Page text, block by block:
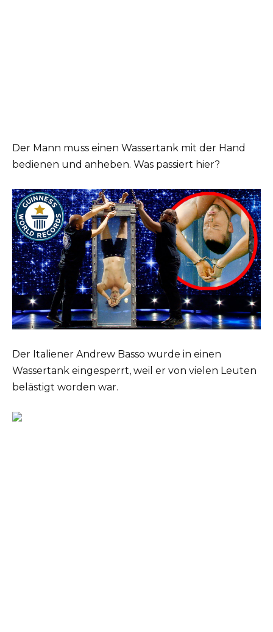
Der Mann muss einen Wassertank mit der Hand
bedienen und anheben. Was passiert hier?
Der Italiener Andrew Basso wurde in einen
Wassertank eingesperrt, weil er von vielen Leuten
belästigt worden war.